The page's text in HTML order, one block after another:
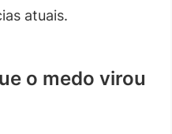
atuais.
o medo virou